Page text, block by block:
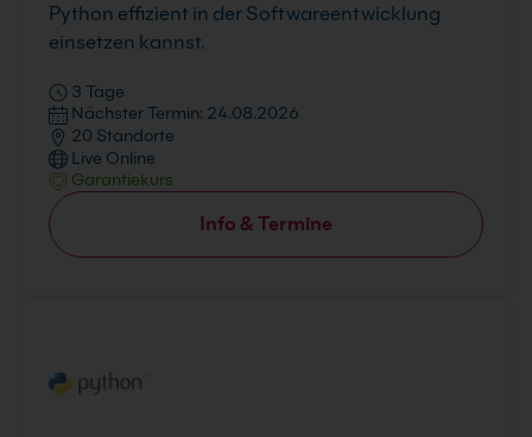
Python effizient in der Softwareentwicklung
einsetzen kannst.
3 Tage
Nächster Termin: 24.08.2026
20 Standorte
Live Online
Garantiekurs
Info & Termine